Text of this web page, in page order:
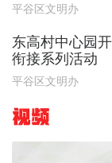
平谷区文明办
东高村中心园
衔接系列活动
平谷区文明办
视频